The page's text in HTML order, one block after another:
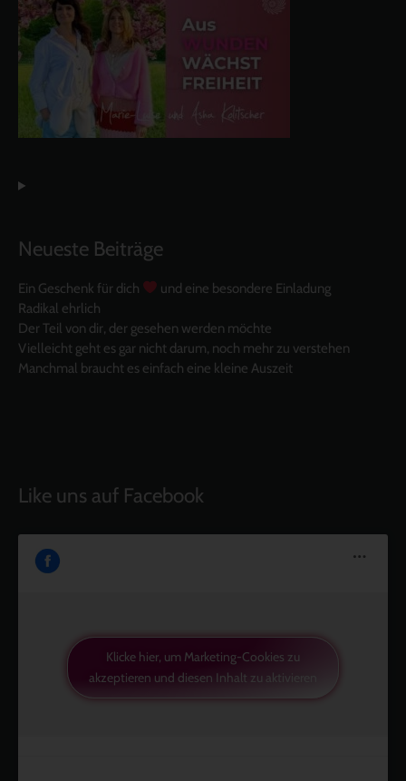
Neueste Beiträge
Ein Geschenk für dich
und eine besondere Einladung
Radikal ehrlich
Der Teil von dir, der gesehen werden möchte
Vielleicht geht es gar nicht darum, noch mehr zu verstehen
Manchmal braucht es einfach eine kleine Auszeit
Like uns auf Facebook
Klicke hier, um Marketing-Cookies zu
akzeptieren und diesen Inhalt zu aktivieren